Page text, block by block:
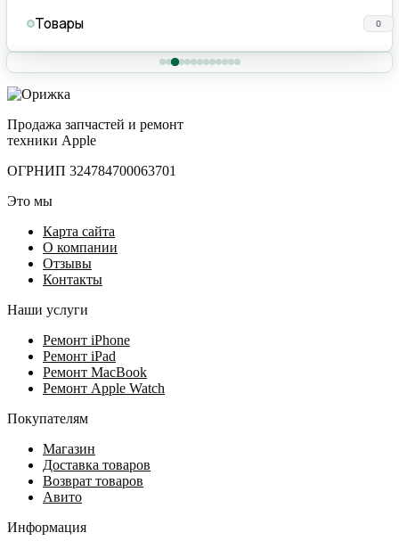
Товары 0
Продажа запчастей и ремонт
техники Apple
ОГРНИП 324784700063701
Это мы
Карта сайта
О компании
Отзывы
Контакты
Наши услуги
Ремонт iPhone
Ремонт iPad
Ремонт MacBook
Ремонт Apple Watch
Покупателям
Магазин
Доставка товаров
Возврат товаров
Авито
Информация